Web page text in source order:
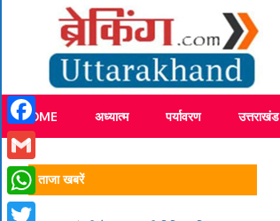
content
Breaking News Uttarakhand
HOME अध्यात्म पर्यावरण उत्तराखंड
ताजा खबरें
Facebook
Gmail
WhatsApp